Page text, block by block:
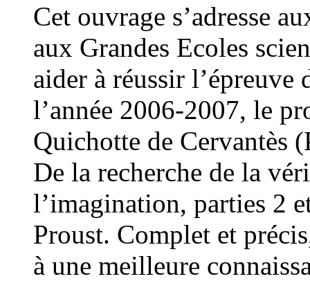
Cet ouvrage s’adresse
aux Grandes Ecoles
aider à réussir l’épreuve
l’année 2006-2007, le
Quichotte de Cervantès
De la recherche de la
l’imagination, parties 2
Proust. Complet et
à une meilleure